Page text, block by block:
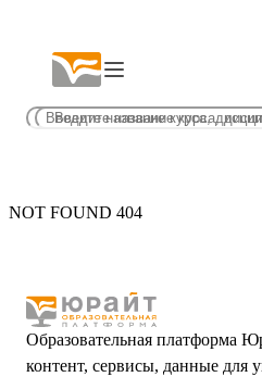
NOT FOUND 404
Образовательная платформа
контент, сервисы, данные для